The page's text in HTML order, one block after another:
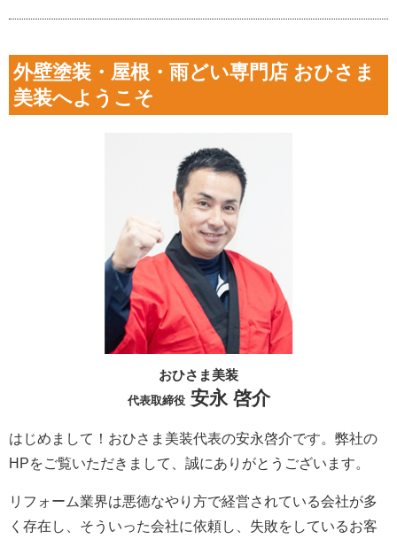
外壁塗装・屋根・雨どい専門店 おひさま
美装へようこそ
おひさま美装
代表取締役安永 啓介
はじめまして！おひさま美装代表の安永啓介です。弊社の
HPをご覧いただきまして、誠にありがとうございます。
リフォーム業界は悪徳なやり方で経営されている会社が多
く存在し、そういった会社に依頼し、失敗をしているお客